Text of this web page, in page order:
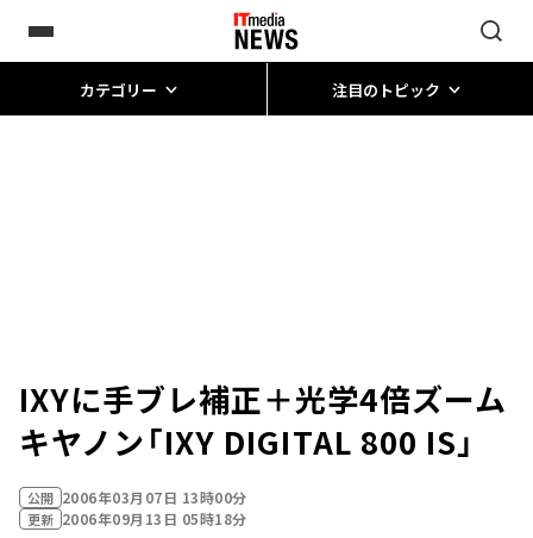
カテゴリー 注目のトピック
IXYに手ブレ補正＋光学4倍ズーム――
キヤノン「IXY DIGITAL 800 IS」
公開 2006年03月07日 13時00分
更新 2006年09月13日 05時18分